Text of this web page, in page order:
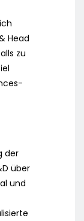
Head
zu
der
über
und